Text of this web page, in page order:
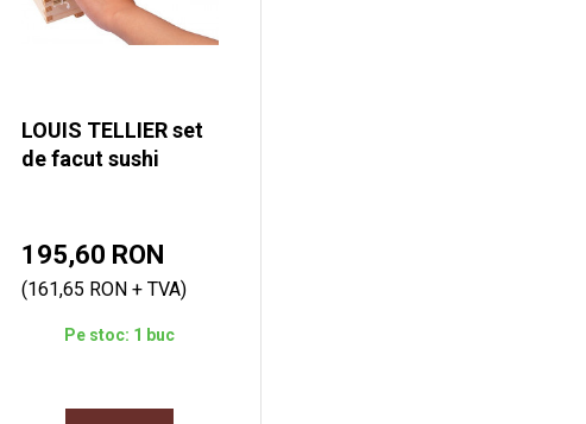
LOUIS TELLIER set
de facut sushi
195,60 RON
(161,65 RON + TVA)
Pe stoc: 1 buc